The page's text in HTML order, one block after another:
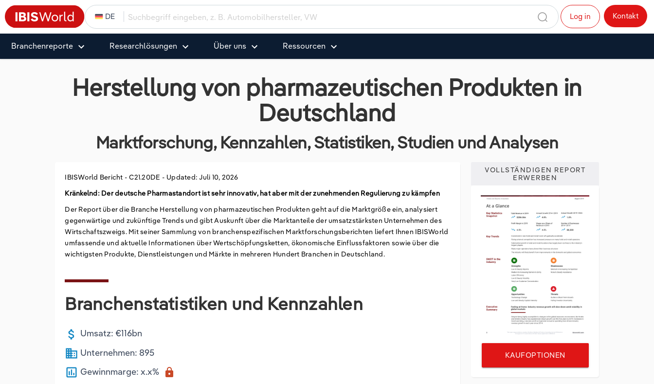
DE Log in Kontakt
Branchenreporte Research­­­­lösungen Über uns Ressourcen
Herstellung von pharmazeutischen Produkten in
Deutschland
Marktforschung, Kennzahlen, Statistiken, Studien und Analysen
IBISWorld Bericht -C21.20DE - Updated: Juli 10, 2026
Kränkelnd: Der deutsche Pharmastandort ist sehr innovativ, hat aber mit der zunehmenden Regulierung zu kämpfen
Der Report über die Branche Herstellung von pharmazeutischen Produkten geht auf die Marktgröße ein, analysiert
gegenwärtige und zukünftige Trends und gibt Auskunft über die Marktanteile der umsatzstärksten Unternehmen des
Wirtschaftszweigs. Mit seiner Sammlung von branchenspezifischen Marktforschungsberichten liefert Ihnen IBISWorld
umfassende und aktuelle Informationen über Wertschöpfungsketten, ökonomische Einflussfaktoren sowie über die
wichtigsten Produkte, Dienstleistungen und Märkte in mehreren Hundert Branchen in Deutschland.
Branchenstatistiken und Kennzahlen
attach_money Umsatz: €116bn
business Unternehmen: 895
poll Gewinnmarge: x.x% lock
VOLLSTÄNDIGEN REPORT
ERWERBEN
KAUFOPTIONEN